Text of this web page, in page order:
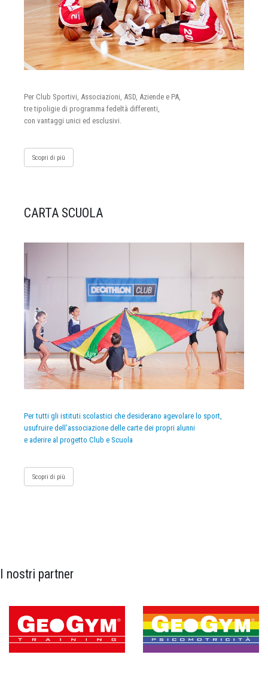
Per Club Sportivi, Associazioni, ASD, Aziende e PA,
tre tipoligie di programma fedeltà differenti,
con vantaggi unici ed esclusivi.
Scopri di più
CARTA SCUOLA
Per tutti gli istituti scolastici che desiderano agevolare lo sport,
usufruire dell’associazione delle carte dei propri alunni
e aderire al progetto Club e Scuola
Scopri di più
I nostri partner